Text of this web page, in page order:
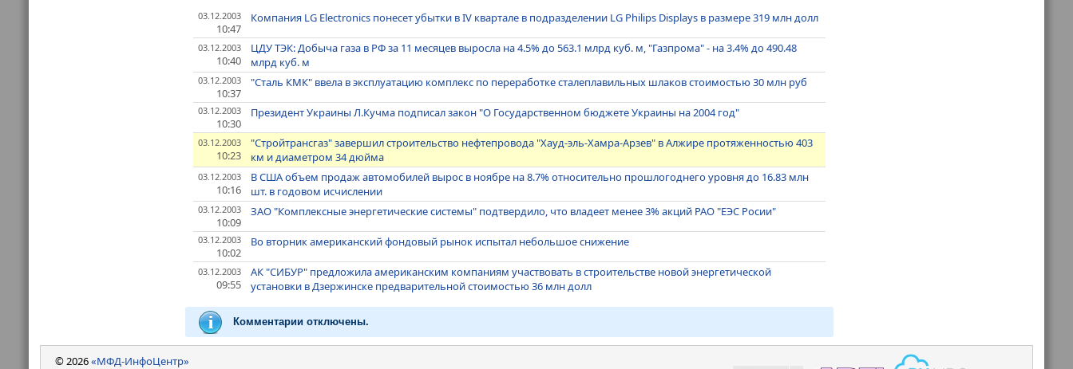
03.12.2003
10:47
Компания LG Electronics понесет убытки в IV квартале в подразделении LG Philips Displays в размере 319 млн долл
03.12.2003
10:40
ЦДУ ТЭК: Добыча газа в РФ за 11 месяцев выросла на 4.5% до 563.1 млрд куб. м, "Газпрома" - на 3.4% до 490.48
млрд куб. м
03.12.2003
10:37
"Сталь КМК" ввела в эксплуатацию комплекс по переработке сталеплавильных шлаков стоимостью 30 млн руб
03.12.2003
10:30
Президент Украины Л.Кучма подписал закон "О Государственном бюджете Украины на 2004 год"
03.12.2003
10:23
"Стройтрансгаз" завершил строительство нефтепровода "Хауд-эль-Хамра-Арзев" в Алжире протяженностью 403
км и диаметром 34 дюйма
03.12.2003
10:16
В США объем продаж автомобилей вырос в ноябре на 8.7% относительно прошлогоднего уровня до 16.83 млн
шт. в годовом исчислении
03.12.2003
10:09
ЗАО "Комплексные энергетические системы" подтвердило, что владеет менее 3% акций РАО "ЕЭС Росии"
03.12.2003
10:02
Во вторник американский фондовый рынок испытал небольшое снижение
03.12.2003
09:55
АК "СИБУР" предложила американским компаниям участвовать в строительстве новой энергетической
установки в Дзержинске предварительной стоимостью 36 млн долл
Комментарии отключены.
© 2026«МФД-ИнфоЦентр»